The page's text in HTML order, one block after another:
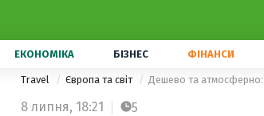
ЕКОНОМІКА БІЗНЕС ФІНАНСИ
Travel Європа та світ Дешево та атмосферно:
8 липня, 18:21 5